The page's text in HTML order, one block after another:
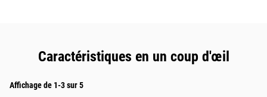
Caractéristiques en un coup d'œil
Affichage de 1-3 sur 5